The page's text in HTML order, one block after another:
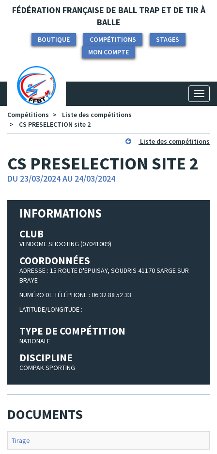
Panneau de gestion des cookies
FÉDÉRATION FRANÇAISE DE BALL TRAP ET DE TIR À
BALLE
BOUTIQUE COMPÉTITIONS
STAGES
MON COMPTE
Compétitions
Liste des compétitions
CS PRESELECTION site 2
Liste des compétitions
CS PRESELECTION SITE 2
DU 23/03/2024 AU 24/03/2024
INFORMATIONS
CLUB
VENDOME SHOOTING (07041009)
COORDONNÉES
ADRESSE : 15 ROUTE D'EPUISAY, SOUDRIS 41170 SARGE SUR
BRAYE
NUMÉRO DE TÉLÉPHONE : 06 32 88 52 33
LATITUDE/LONGITUDE :
TYPE DE COMPÉTITION
NATIONALE
DISCIPLINE
COMPAK SPORTING
DOCUMENTS
Tirage